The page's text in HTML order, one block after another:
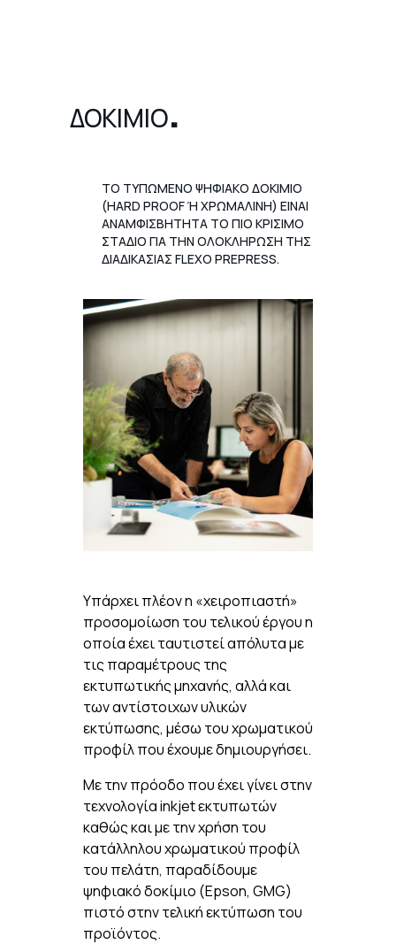
ΔΟΚΙΜΙΟ.
ΤΟ ΤΥΠΩΜΕΝΟ ΨΗΦΙΑΚΟ ΔΟΚΙΜΙΟ
(HARD PROOF Ή ΧΡΩΜΑΛΙΝΗ) ΕΙΝΑΙ
ΑΝΑΜΦΙΣΒΗΤΗΤΑ ΤΟ ΠΙΟ ΚΡΙΣΙΜΟ
ΣΤΑΔΙΟ ΓΙΑ ΤΗΝ ΟΛΟΚΛΗΡΩΣΗ ΤΗΣ
ΔΙΑΔΙΚΑΣΙΑΣ FLEXO PREPRESS.
Υπάρχει πλέον η «χειροπιαστή»
προσομοίωση του τελικού έργου η
οποία έχει ταυτιστεί απόλυτα με
τις παραμέτρους της
εκτυπωτικής μηχανής, αλλά και
των αντίστοιχων υλικών
εκτύπωσης, μέσω του χρωματικού
προφίλ που έχουμε δημιουργήσει.
Με την πρόοδο που έχει γίνει στην
τεχνολογία inkjet εκτυπωτών
καθώς και με την χρήση του
κατάλληλου χρωματικού προφίλ
του πελάτη, παραδίδουμε
ψηφιακό δοκίμιο (Epson, GMG)
πιστό στην τελική εκτύπωση του
προϊόντος.